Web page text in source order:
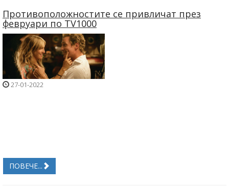
Противоположностите се привличат през
февруари по TV1000
27-01-2022
ПОВЕЧЕ...